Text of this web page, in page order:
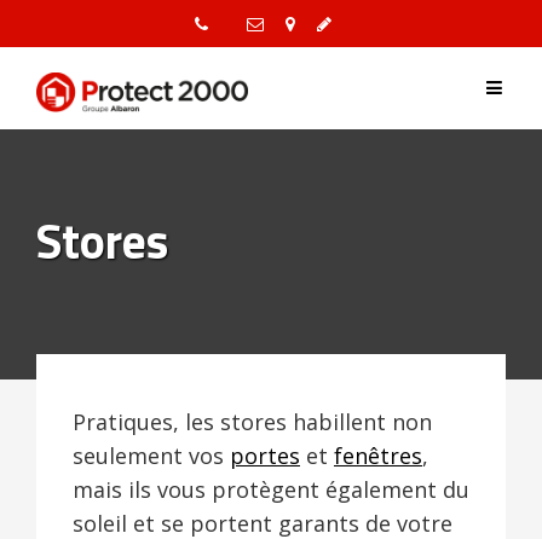
to
content
Stores
Pratiques, les stores habillent non
seulement vos portes et fenêtres,
mais ils vous protègent également du
soleil et se portent garants de votre